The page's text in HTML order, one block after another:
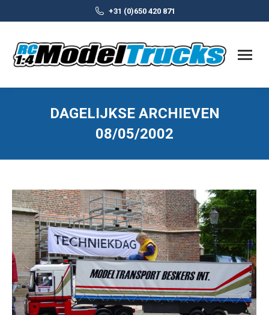
+31 (0)650 420 871
DAGELIJKSE ARCHIEVEN
08/05/2002